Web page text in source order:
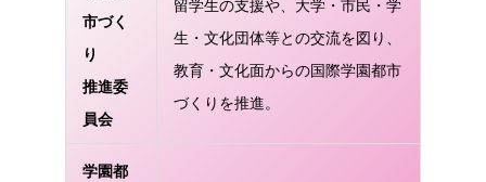
市づく
り
推進委
員会
留学生の支援や、大学・市民・学
生・文化団体等との交流を図り、
教育・文化面からの国際学園都市
づくりを推進。
学園都